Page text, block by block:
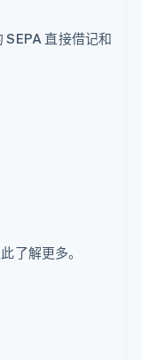
直接借记和
了解更多。